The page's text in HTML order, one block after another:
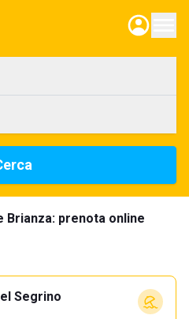
Brianza: prenota online
Segrino